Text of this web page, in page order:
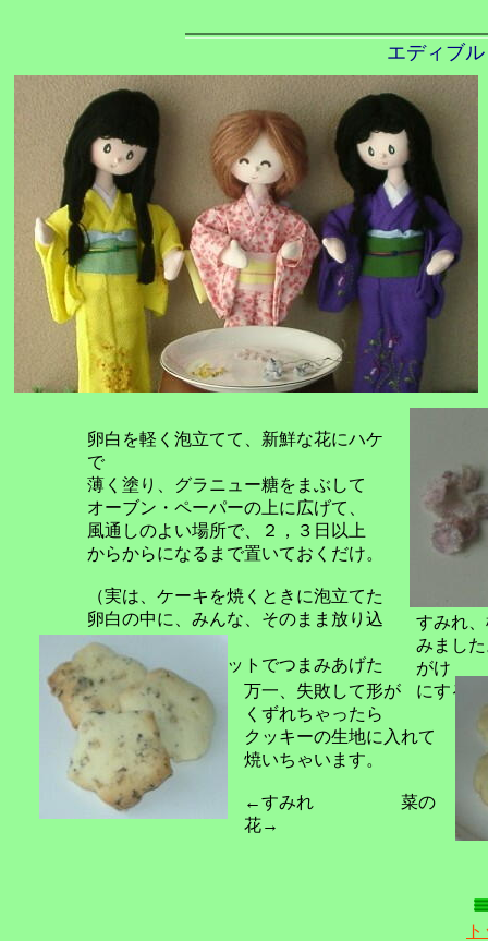
卵白を軽く泡立てて、新鮮な花にハケ
で
薄く塗り、グラニュー糖をまぶして
オーブン・ペーパーの上に広げて、
風通しのよい場所で、２，３日以上
からからになるまで置いておくだけ。
（実は、ケーキを焼くときに泡立てた
卵白の中に、みんな、そのまま放り込
ん
でしまい、ピンセットでつまみあげた
ので
すが）
すみれ
みまし
がけ
にする
万一、失敗して形が
くずれちゃったら
クッキーの生地に入れて
焼いちゃいます。
←すみれ 菜の
花→
エディブ